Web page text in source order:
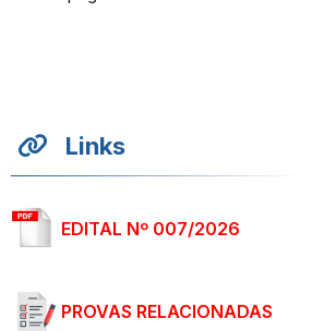
Links
EDITAL Nº 007/2026
PROVAS RELACIONADAS